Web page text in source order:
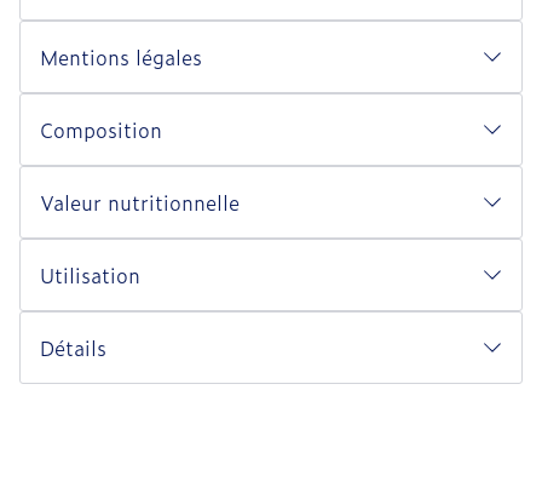
Mentions légales
Composition
Valeur nutritionnelle
Utilisation
Détails